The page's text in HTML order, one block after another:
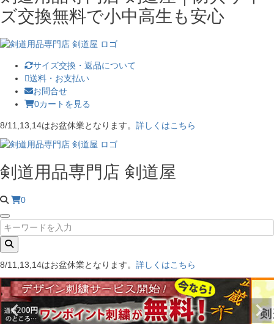
ズ交換無料で小中高生も安心
サイズ交換・返品について
送料・お支払い
お問合せ
0カートを見る
8/11,13,14はお盆休業となります。 詳しくはこちら
剣道用品専門店 剣道屋
0
8/11,13,14はお盆休業となります。 詳しくはこちら